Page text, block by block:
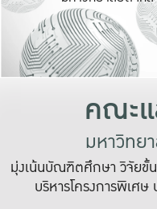
คณะ
มหาวิทย
มุ่งเน้นบัณฑิตศึกษา วิจัยขั้
บริหารโครงการพิเศษ